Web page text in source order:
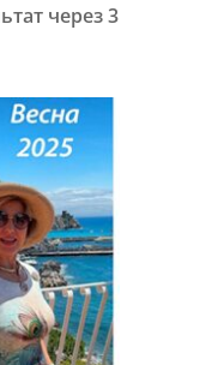
через 3